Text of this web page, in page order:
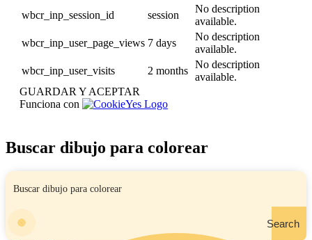
wbcr_inp_session_id
session
No description
available.
wbcr_inp_user_page_views 7 days
No description
available.
wbcr_inp_user_visits
2 months
No description
available.
GUARDAR Y ACEPTAR
Funciona con
Buscar dibujo para colorear
Search